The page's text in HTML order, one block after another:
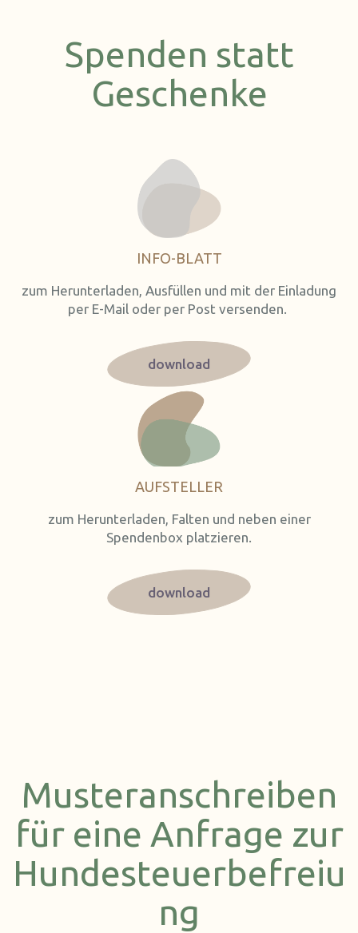
Spenden statt
Geschenke
INFO-BLATT
zum Herunterladen, Ausfüllen und mit der Einladung
per E-Mail oder per Post versenden.
download
AUFSTELLER
zum Herunterladen, Falten und neben einer
Spendenbox platzieren.
download
Musteranschreiben
für eine Anfrage zur
Hundesteuerbefreiu
ng